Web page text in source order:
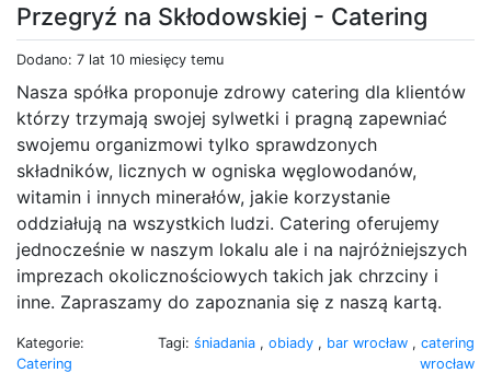
Przegryź na Skłodowskiej - Catering
Dodano: 7 lat 10 miesięcy temu
Nasza spółka proponuje zdrowy catering dla klientów
którzy trzymają swojej sylwetki i pragną zapewniać
swojemu organizmowi tylko sprawdzonych
składników, licznych w ogniska węglowodanów,
witamin i innych minerałów, jakie korzystanie
oddziałują na wszystkich ludzi. Catering oferujemy
jednocześnie w naszym lokalu ale i na najróżniejszych
imprezach okolicznościowych takich jak chrzciny i
inne. Zapraszamy do zapoznania się z naszą kartą.
Kategorie:
Catering
Tagi: śniadania , obiady , bar wrocław , catering
wrocław